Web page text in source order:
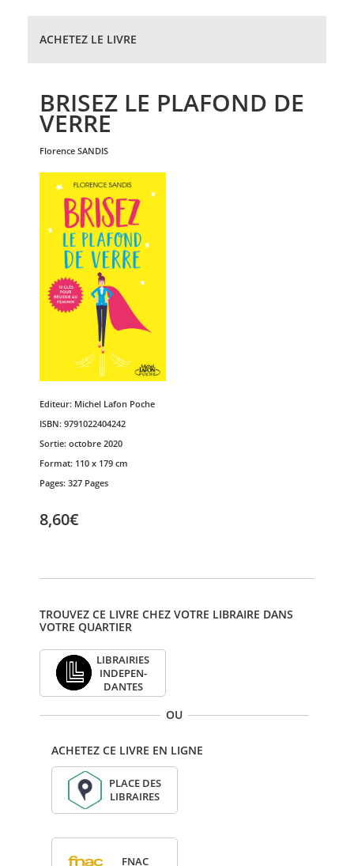
ACHETEZ LE LIVRE
BRISEZ LE PLAFOND DE
VERRE
florence SANDIS
Editeur: Michel Lafon Poche
ISBN: 9791022404242
Sortie: octobre 2020
Format: 110 x 179 cm
Pages: 327 Pages
8,60€
TROUVEZ CE LIVRE CHEZ VOTRE LIBRAIRE DANS
VOTRE QUARTIER
LIBRAI­RIES
INDE­PEN­
DANTES
OU
ACHETEZ CE LIVRE EN LIGNE
PLACE DES
LIBRAIRES
FNAC